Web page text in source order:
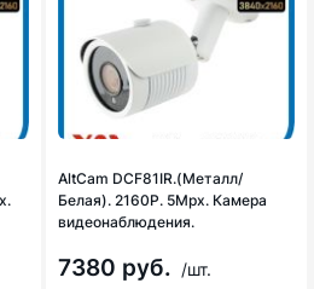
AltCam DCF81IR.(Металл/
Белая). 2160P. 5Mpx. Камера
видеонаблюдения.
7380 руб. /шт.